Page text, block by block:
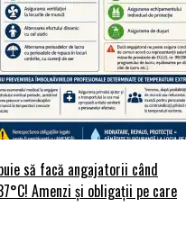
să facă angajatorii când
Amenzi și obligații pe care